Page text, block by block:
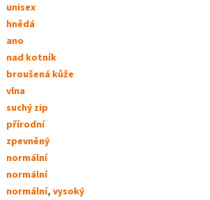
unisex
hnědá
ano
nad kotník
broušená kůže
vlna
suchý zip
přírodní
zpevněný
normální
normální
normální, vysoký